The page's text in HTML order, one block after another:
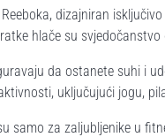
dizajniran
hlače su
da ostanete suhi i
uključujući jogu,
samo za zaljubljenike u